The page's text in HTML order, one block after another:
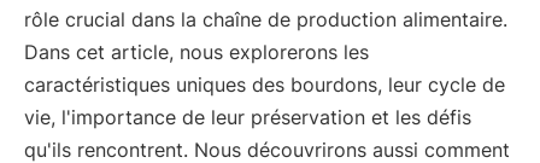
rôle crucial dans la chaîne de production alimentaire.
Dans cet article, nous explorerons les
caractéristiques uniques des bourdons, leur cycle de
vie, l'importance de leur préservation et les défis
qu'ils rencontrent. Nous découvrirons aussi comment